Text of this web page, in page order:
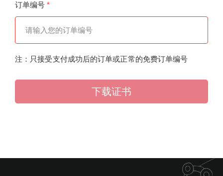
订单编号 *
注：只接受支付成功后的订单或正常的免费订单编号
下载证书